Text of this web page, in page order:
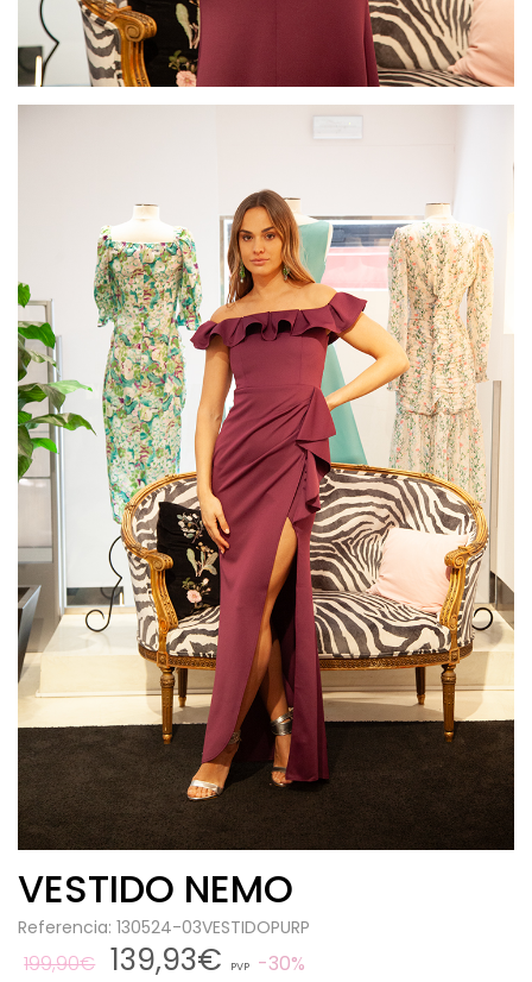
VESTIDO NEMO
Referencia: 130524-03VESTIDOPURP
199,90€ 139,93€ PVP 30%